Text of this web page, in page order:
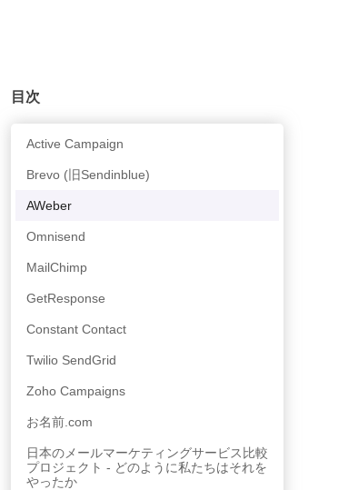
目次
Active Campaign
Brevo (旧Sendinblue)
AWeber
Omnisend
MailChimp
GetResponse
Constant Contact
Twilio SendGrid
Zoho Campaigns
お名前.com
日本のメールマーケティングサービス比較
プロジェクト - どのように私たちはそれを
やったか